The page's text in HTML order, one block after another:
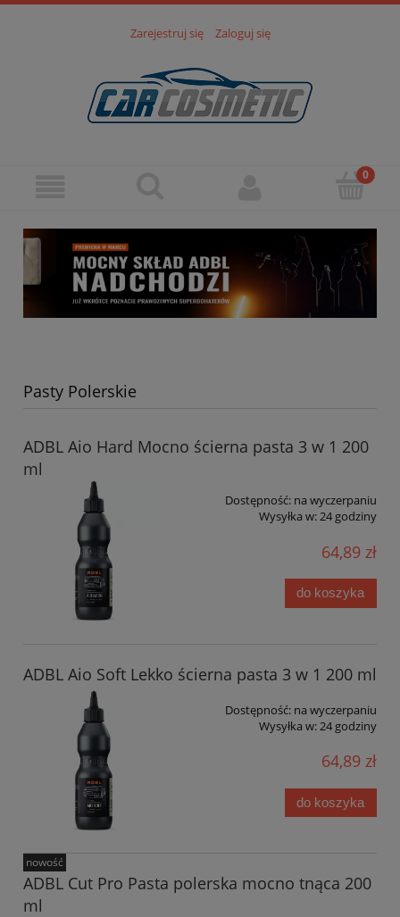
Zarejestruj się Zaloguj się
Pasty Polerskie
ADBL Aio Hard Mocno ścierna pasta 3 w 1 200
ml
Dostępność: na wyczerpaniu
Wysyłka w:24 godziny
64,89 zł
do koszyka
ADBL Aio Soft Lekko ścierna pasta 3 w 1 200 ml
Dostępność: na wyczerpaniu
Wysyłka w: 24 godziny
64,89 zł
do koszyka
ADBL Cut Pro Pasta polerska mocno tnąca 200
ml
nowość